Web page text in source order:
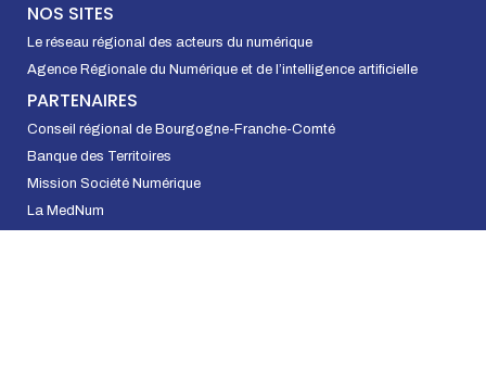
NOS SITES
Le réseau régional des acteurs du numérique
Agence Régionale du Numérique et de l’intelligence artificielle
PARTENAIRES
Conseil régional de Bourgogne-Franche-Comté
Banque des Territoires
Mission Société Numérique
La MedNum